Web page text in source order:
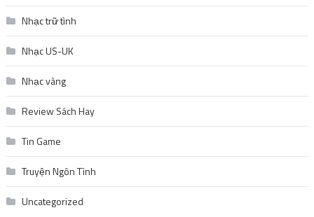
Nhạc trữ tình
Nhạc US-UK
Nhạc vàng
Review Sách Hay
Tin Game
Truyện Ngôn Tình
Uncategorized